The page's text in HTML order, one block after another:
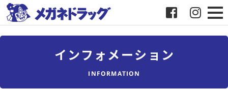
インフォメーション
INFORMATION